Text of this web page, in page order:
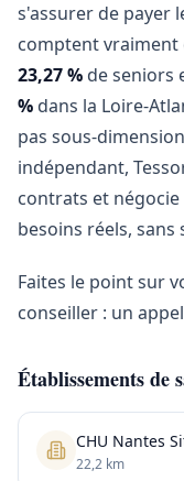
s'assurer de payer
comptent vraiment
23,27 % de seniors
% dans la Loire-
pas sous-
indépendant,
contrats et
besoins réels,
Faites le point sur
conseiller : un
Établissements de
CHU Nantes
22,2 km